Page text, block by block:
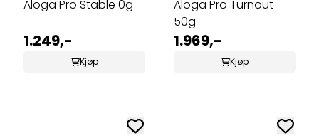
Aloga Pro Stable 0g
1.249,-
Kjøp
Aloga Pro Turnout
50g
1.969,-
Kjøp